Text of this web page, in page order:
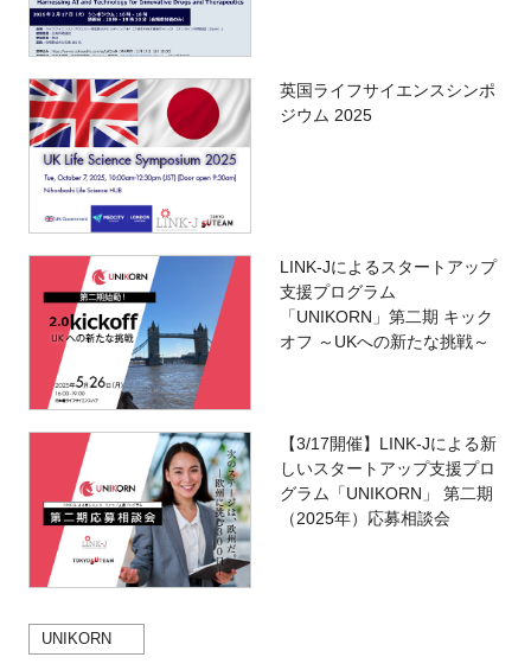
英国ライフサイエンスシンポ
ジウム 2025
LINK-Jによるスタートアップ
支援プログラム
「UNIKORN」第二期 キック
オフ ～UKへの新たな挑戦～
【3/17開催】LINK-Jによる新
しいスタートアップ支援プロ
グラム「UNIKORN」 第二期
（2025年）応募相談会
UNIKORN